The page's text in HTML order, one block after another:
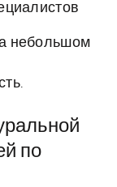
небольшом
по